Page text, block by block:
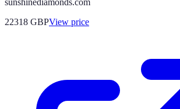
sunshinediamonds.com
22318 GBPView price